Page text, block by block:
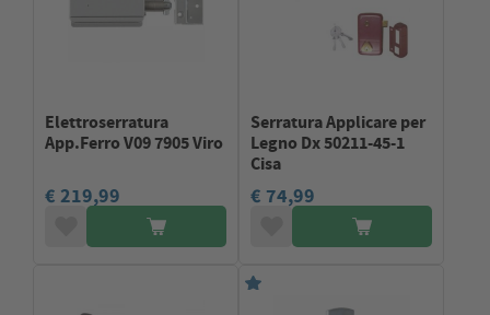
Elettroserratura
App.Ferro V09 7905 Viro
€ 219,99
Serratura Applicare per
Legno Dx 50211-45-1
Cisa
€ 74,99